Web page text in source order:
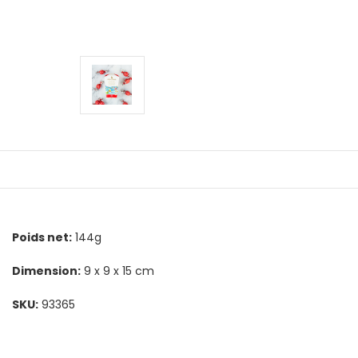
Poids net: 144g
Dimension: 9 x 9 x 15 cm
SKU: 93365